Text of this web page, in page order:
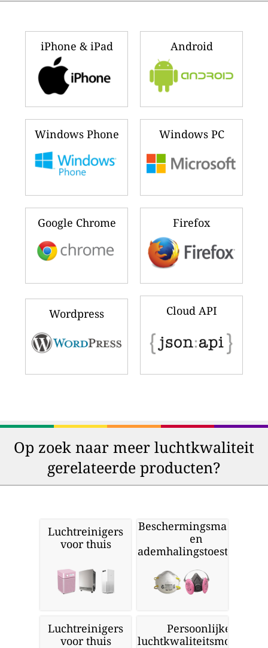
iPhone & iPad Android
Windows Phone Windows PC
Google Chrome Firefox
Wordpress Cloud API
Op zoek naar meer luchtkwaliteit
gerelateerde producten?
Luchtreinigers
voor thuis
Beschermingsmaskers
en
ademhalingstoestellen
Luchtreinigers
voor thuis
Persoonlijke
luchtkwaliteitsmonitors